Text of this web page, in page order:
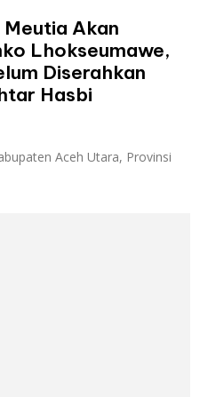
Meutia Akan
Lhokseumawe,
Diserahkan
Hasbi
Aceh Utara, Provinsi